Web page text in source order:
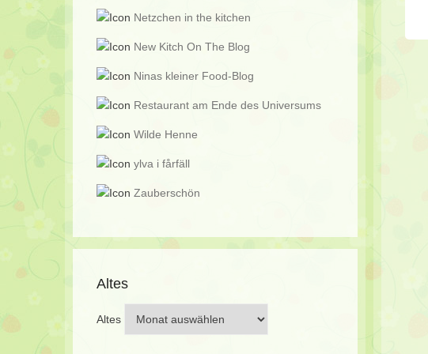
Netzchen in the kitchen
New Kitch On The Blog
Ninas kleiner Food-Blog
Restaurant am Ende des Universums
Wilde Henne
ylva i fårfäll
Zauberschön
Altes
Altes